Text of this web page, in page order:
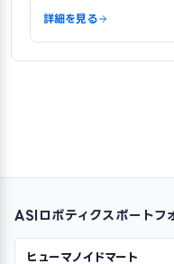
詳細を見る
ASIロボティクスポート
ヒューマノイドマート